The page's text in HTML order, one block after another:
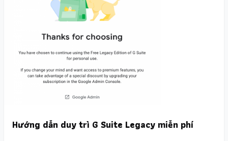
Hướng dẫn duy trì G Suite Legacy miễn phí